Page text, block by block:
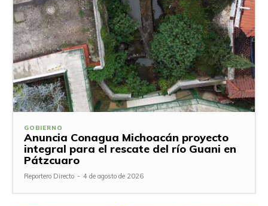
GOBIERNO
Anuncia Conagua Michoacán proyecto
integral para el rescate del río Guani en
Pátzcuaro
Reportero Directo - 4 de agosto de 2026